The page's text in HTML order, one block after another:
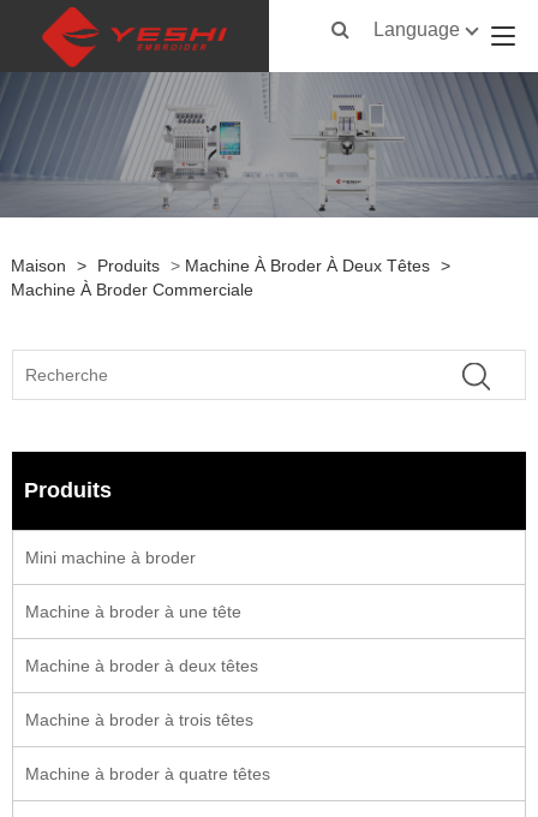
Language
Maison > Produits > Machine À Broder À Deux Têtes >
Machine À Broder Commerciale
Produits
Mini machine à broder
Machine à broder à une tête
Machine à broder à deux têtes
Machine à broder à trois têtes
Machine à broder à quatre têtes